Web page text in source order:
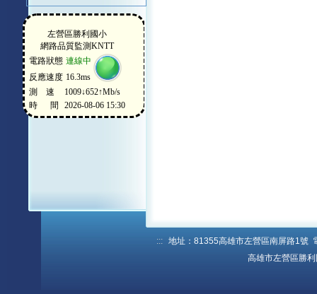
:::
地址：81355高雄市左營區南屏路1號
高雄市左營區勝